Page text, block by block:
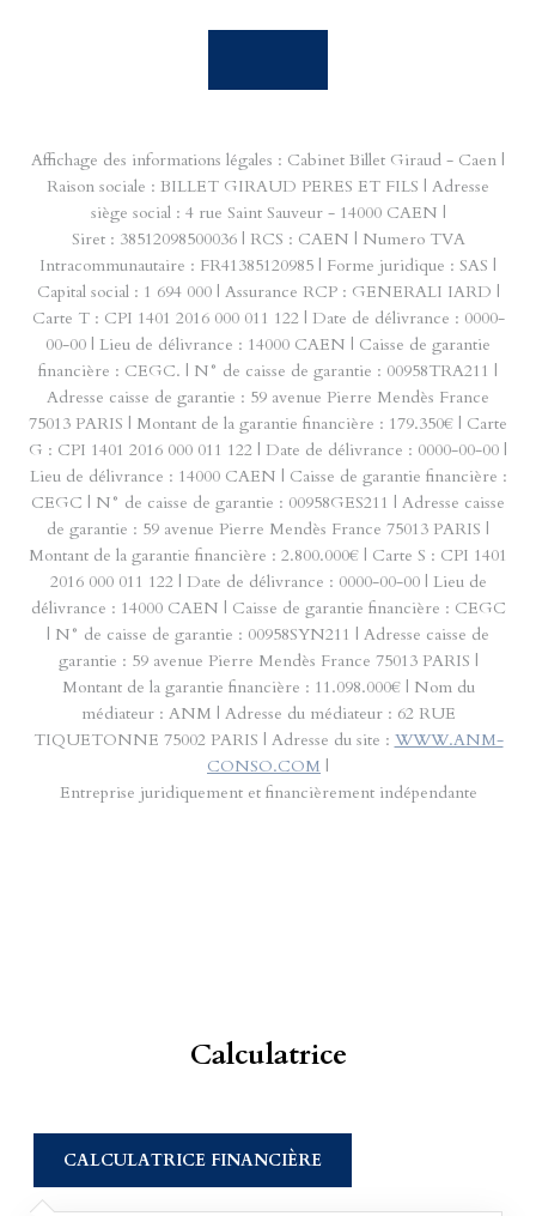
Affichage des informations légales : Cabinet Billet Giraud - Caen |
Raison sociale : BILLET GIRAUD PERES ET FILS | Adresse
siège social : 4 rue Saint Sauveur - 14000 CAEN |
Siret : 38512098500036 | RCS : CAEN | Numero TVA
Intracommunautaire : FR41385120985 | Forme juridique : SAS |
Capital social : 1 694 000 | Assurance RCP : GENERALI IARD |
Carte T : CPI 1401 2016 000 011 122 | Date de délivrance : 0000-
00-00 | Lieu de délivrance : 14000 CAEN | Caisse de garantie
financière : CEGC. | N° de caisse de garantie : 00958TRA211 |
Adresse caisse de garantie : 59 avenue Pierre Mendès France
75013 PARIS | Montant de la garantie financière : 179.350€ | Carte
G : CPI 1401 2016 000 011 122 | Date de délivrance : 0000-00-00 |
Lieu de délivrance : 14000 CAEN | Caisse de garantie financière :
CEGC | N° de caisse de garantie : 00958GES211 | Adresse caisse
de garantie : 59 avenue Pierre Mendès France 75013 PARIS |
Montant de la garantie financière : 2.800.000€ | Carte S : CPI 1401
2016 000 011 122 | Date de délivrance : 0000-00-00 | Lieu de
délivrance : 14000 CAEN | Caisse de garantie financière : CEGC
| N° de caisse de garantie : 00958SYN211 | Adresse caisse de
garantie : 59 avenue Pierre Mendès France 75013 PARIS |
Montant de la garantie financière : 11.098.000€ | Nom du
médiateur : ANM | Adresse du médiateur : 62 RUE
TIQUETONNE 75002 PARIS | Adresse du site : WWW.ANM-
CONSO.COM |
Entreprise juridiquement et financièrement indépendante
Calculatrice
CALCULATRICE FINANCIÈRE